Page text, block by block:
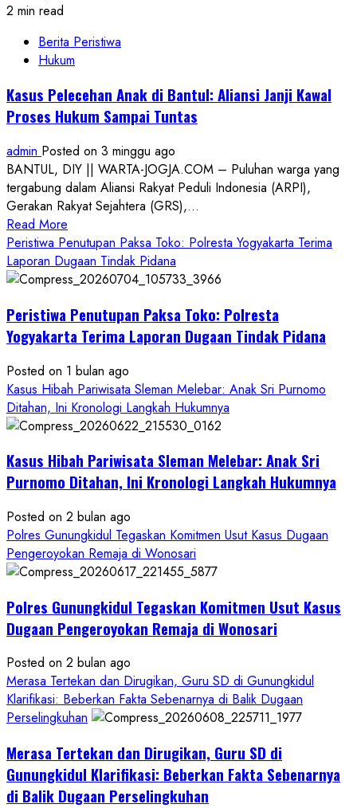
2 min read
Berita Peristiwa
Hukum
Kasus Pelecehan Anak di Bantul: Aliansi Janji Kawal
Proses Hukum Sampai Tuntas
admin Posted on 3 minggu ago
BANTUL, DIY || WARTA-JOGJA.COM – Puluhan warga yang
tergabung dalam Aliansi Rakyat Peduli Indonesia (ARPI),
Gerakan Rakyat Sejahtera (GRS),...
Read More
more
about
Kasus
Anak
di
Aliansi
Janji
Kawal
Proses
Sampai
Tuntas
Peristiwa Penutupan Paksa Toko: Polresta Yogyakarta Terima
Laporan Dugaan Tindak Pidana
Peristiwa Penutupan Paksa Toko: Polresta
Yogyakarta Terima Laporan Dugaan Tindak Pidana
Posted on 1 bulan ago
Kasus Hibah Pariwisata Sleman Melebar: Anak Sri Purnomo
Ditahan, Ini Kronologi Langkah Hukumnya
Kasus Hibah Pariwisata Sleman Melebar: Anak Sri
Purnomo Ditahan, Ini Kronologi Langkah Hukumnya
Posted on 2 bulan ago
Polres Gunungkidul Tegaskan Komitmen Usut Kasus Dugaan
Pengeroyokan Remaja di Wonosari
Polres Gunungkidul Tegaskan Komitmen Usut Kasus
Dugaan Pengeroyokan Remaja di Wonosari
Posted on 2 bulan ago
Merasa Tertekan dan Dirugikan, Guru SD di Gunungkidul
Klarifikasi: Beberkan Fakta Sebenarnya di Balik Dugaan
Perselingkuhan
Merasa Tertekan dan Dirugikan, Guru SD di
Gunungkidul Klarifikasi: Beberkan Fakta Sebenarnya
di Balik Dugaan Perselingkuhan